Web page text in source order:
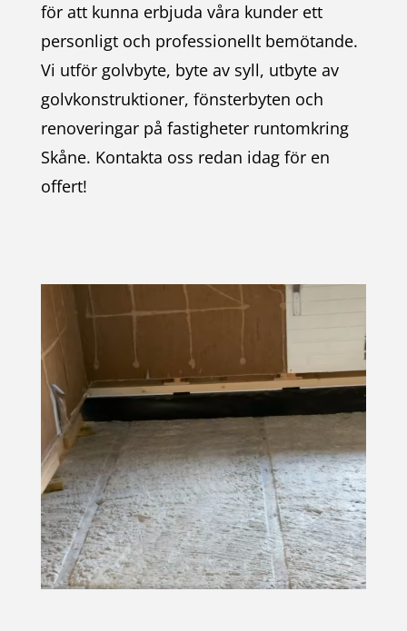
för att kunna erbjuda våra kunder ett
personligt och professionellt bemötande.
Vi utför golvbyte, byte av syll, utbyte av
golvkonstruktioner, fönsterbyten och
renoveringar på fastigheter runtomkring
Skåne. Kontakta oss redan idag för en
offert!